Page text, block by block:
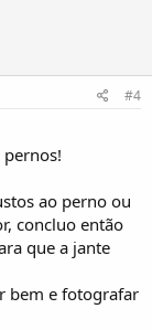
#4
ao perno ou
concluo então
que a jante
bem e fotografar